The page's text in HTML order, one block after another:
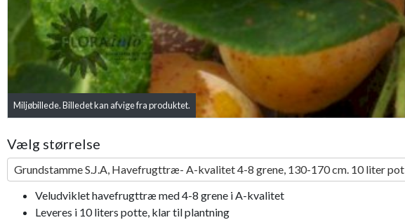
Miljøbillede. Billedet kan afvige fra produktet.
Vælg størrelse
Grundstamme S.J.A, Havefrugttræ- A-kvalitet 4-8 grene, 130-170 cm. 10 liter pot
Veludviklet havefrugttræ med 4-8 grene i A-kvalitet
Leveres i 10 liters potte, klar til plantning